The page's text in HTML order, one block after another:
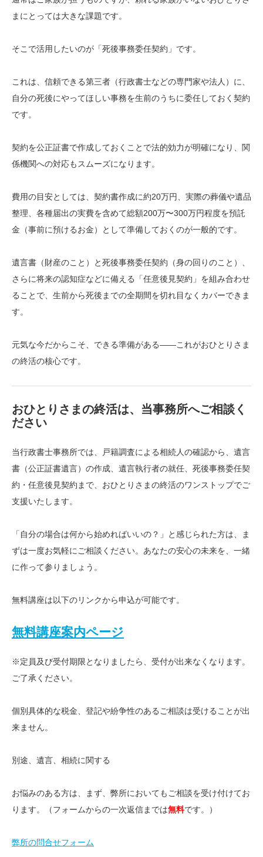
まにとっては大きな課題です。
そこで活用したいのが「死後事務委任契約」です。
これは、信頼できる第三者（行政書士などの専門家や法人）に、
自分の死後にやってほしい事務を生前のうちに委任しておく契約
です。
契約を公正証書で作成しておくことで法的効力が明確になり、関
係機関への対応もスムーズになります。
費用の目安としては、契約書作成に約20万円、実際の葬儀や遺品
整理、各種届出の実費を含めて総額200万〜300万円程度を預託
金（事前に預けるお金）として準備しておくのが一般的です。
遺言書（財産のこと）と死後事務委任契約（身の回りのこと）、
さらに将来の認知症などに備える「任意後見契約」を組み合わせ
ることで、生前から死後までの全期間を切れ目なくカバーできま
す。
元気な今だからこそ、できる準備がある——これがおひとりさま
の終活の核心です。
おひとりさまの終活は、当事務所へご相談く
ださい
当行政書士事務所では、戸籍調査による相続人の確認から、遺言
書（公正証書遺言）の作成、遺言執行者の就任、死後事務委任契
約・任意後見契約まで、おひとりさまの終活のワンストップでご
支援いたします。
「自分の場合は何から始めればいいの？」と感じられた方は、ま
ずは一度お気軽にご相談ください。あなたの安心の未来を、一緒
に作って参りましょう。
無料講座は以下のリンクから申込が可能です。
無料講座案内ページ
※定員及び受付期限となりましたら、受付が出来なくなります。
ご了承ください。
個別具体的な税金、登記や紛争性のあるご相談は受けることが出
来ません。
別途、遺言、相続に関する
お悩みのある方は、まず、弊所においてもご相談を受け付けてお
ります。（フォームからの一次返信までは無料です。）
弊所の問合せフォーム